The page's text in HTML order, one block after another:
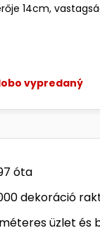
14cm,
vypredaný
óta
dekoráció
üzlet